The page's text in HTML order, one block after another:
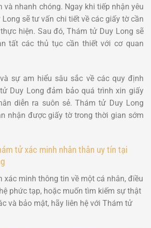
và nhanh chóng. Ngay khi tiếp nhận yêu
sẽ tư vấn chi tiết về các giấy tờ cần
hiện. Sau đó, Thám tử Duy Long sẽ
tất các thủ tục cần thiết với cơ quan
sự am hiểu sâu sắc về các quy định
Duy Long đảm bảo quá trình xin giấy
diễn ra suôn sẻ. Thám tử Duy Long
nhận được giấy tờ trong thời gian sớm
tử xác minh nhân thân uy tín tại
xác minh thông tin về một cá nhân, điều
phức tạp, hoặc muốn tìm kiếm sự thật
và bảo mật, hãy liên hệ với Thám tử